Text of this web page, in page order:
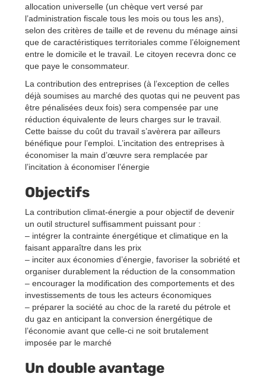
allocation universelle (un chèque vert versé par
l’administration fiscale tous les mois ou tous les ans),
selon des critères de taille et de revenu du ménage ainsi
que de caractéristiques territoriales comme l’éloignement
entre le domicile et le travail. Le citoyen recevra donc ce
que paye le consommateur.
La contribution des entreprises (à l’exception de celles
déjà soumises au marché des quotas qui ne peuvent pas
être pénalisées deux fois) sera compensée par une
réduction équivalente de leurs charges sur le travail.
Cette baisse du coût du travail s’avèrera par ailleurs
bénéfique pour l’emploi. L’incitation des entreprises à
économiser la main d’œuvre sera remplacée par
l’incitation à économiser l’énergie
Objectifs
La contribution climat-énergie a pour objectif de devenir
un outil structurel suffisamment puissant pour :
– intégrer la contrainte énergétique et climatique en la
faisant apparaître dans les prix
– inciter aux économies d’énergie, favoriser la sobriété et
organiser durablement la réduction de la consommation
– encourager la modification des comportements et des
investissements de tous les acteurs économiques
– préparer la société au choc de la rareté du pétrole et
du gaz en anticipant la conversion énergétique de
l’économie avant que celle-ci ne soit brutalement
imposée par le marché
Un double avantage